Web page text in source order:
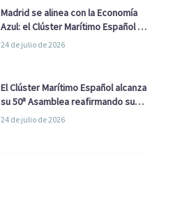
Madrid se alinea con la Economía
Azul: el Clúster Marítimo Español y
la Real Liga Naval avanzan alianzas
24 de julio de 2026
El Clúster Marítimo Español alcanza
su 50ª Asamblea reafirmando su
liderazgo en la Economía Azul
24 de julio de 2026